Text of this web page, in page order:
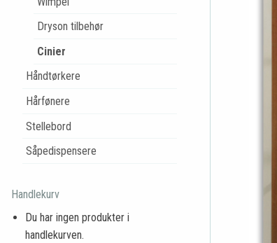
Dryson tilbehør
Cinier
Håndtørkere
Hårfønere
Stellebord
Såpedispensere
Handlekurv
Du har ingen produkter i
handlekurven.